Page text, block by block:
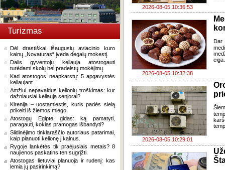
Turizmas
Dėl drastiškai išaugusių aviacinio kuro
kainų „Novaturas“ įveda degalų mokestį.
Dalis gyventojų keliauja atostogauti
turėdami skolų bei pradelstų mokėjimų.
Kad atostogos neapkarstų: 5 apgavystės
keliaujant.
Amžiui nepavaldus kelionių troškimas: kur
dažniausiai keliauja senjorai?
Kirenija – uostamiestis, kuris padės sielą
prikelti iš žiemos miego.
Atostogų Egipte gidas: ką pamatyti,
paragauti, kokias pramogas išbandyti?
Slidinėjimo tinklaraščio autoriaus patarimai,
kaip planuoti kelionę į kalnus.
Rygoje lankėtės tik praėjusiais metais? 8
naujienos paskatins ten sugrįžti.
Atostogas lietuviai planuoja ir rudenį: kas
lemia jų pasirinkimą?
2026-08-05 10:36:53
2026-08-05 10:32:38
Dar
2026-08-05 10:29:01